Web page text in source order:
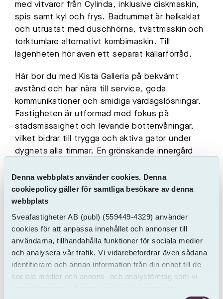
Denna webbplats använder cookies. Denna
cookiepolicy gäller för samtliga besökare av denna
webbplats
Sveafastigheter AB (publ) (559449-4329) använder
cookies för att anpassa innehållet och annonser till
användarna, tillhandahålla funktioner för sociala medier
och analysera vår trafik. Vi vidarebefordrar även sådana
identifierare och annan information från din enhet till de
sociala medier och annons- och analysföretag som vi
med vitvaror från Cylinda, inklusive diskmaskin,
spis samt kyl och frys. Badrummet är helkaklat
och utrustat med duschhörna, tvättmaskin och
torktumlare alternativt kombimaskin. Till
lägenheten hör även ett separat källarförråd.
Här bor du med Kista Galleria på bekvämt
avstånd och har nära till service, goda
kommunikationer och smidiga vardagslösningar.
Fastigheten är utformad med fokus på
stadsmässighet och levande bottenvåningar,
vilket bidrar till trygga och aktiva gator under
dygnets alla timmar. En grönskande innergård
och är utformad för att skapa en privat
trädgårdskänsla mitt i staden. I fastigheten
finns tillgång till cyckelpool och garageplats
finns att hyra separat. I samband med inflytt
erbjuds ett SL-kort per hushåll i 3 månader. Är
du intresserad, skicka ett mejl och anmäl ditt
intresse efter kontraktsskrivning.
Tack vare individuell mätning och debitering av